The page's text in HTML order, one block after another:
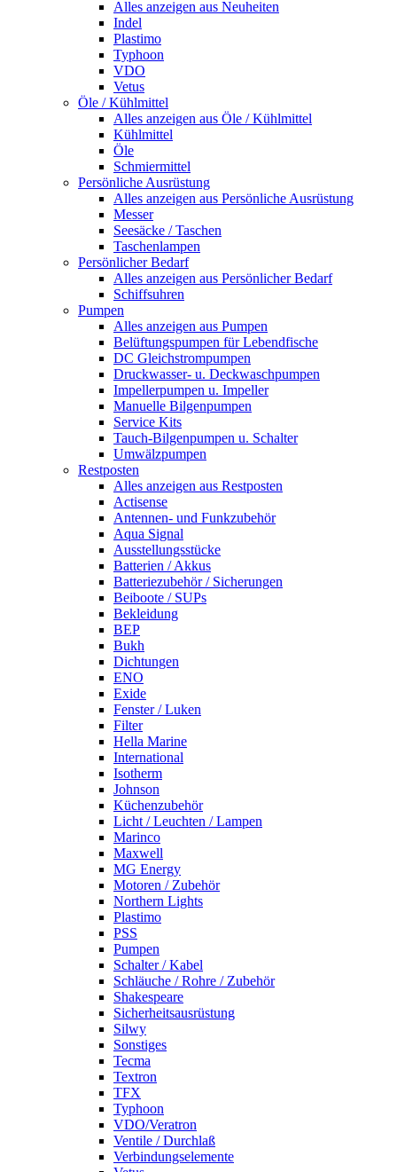
Alles anzeigen aus Neuheiten
Indel
Plastimo
Typhoon
VDO
Vetus
Öle / Kühlmittel
Alles anzeigen aus Öle / Kühlmittel
Kühlmittel
Öle
Schmiermittel
Persönliche Ausrüstung
Alles anzeigen aus Persönliche Ausrüstung
Messer
Seesäcke / Taschen
Taschenlampen
Persönlicher Bedarf
Alles anzeigen aus Persönlicher Bedarf
Schiffsuhren
Pumpen
Alles anzeigen aus Pumpen
Belüftungspumpen für Lebendfische
DC Gleichstrompumpen
Druckwasser- u. Deckwaschpumpen
Impellerpumpen u. Impeller
Manuelle Bilgenpumpen
Service Kits
Tauch-Bilgenpumpen u. Schalter
Umwälzpumpen
Restposten
Alles anzeigen aus Restposten
Actisense
Antennen- und Funkzubehör
Aqua Signal
Ausstellungsstücke
Batterien / Akkus
Batteriezubehör / Sicherungen
Beiboote / SUPs
Bekleidung
BEP
Bukh
Dichtungen
ENO
Exide
Fenster / Luken
Filter
Hella Marine
International
Isotherm
Johnson
Küchenzubehör
Licht / Leuchten / Lampen
Marinco
Maxwell
MG Energy
Motoren / Zubehör
Northern Lights
Plastimo
PSS
Pumpen
Schalter / Kabel
Schläuche / Rohre / Zubehör
Shakespeare
Sicherheitsausrüstung
Silwy
Sonstiges
Tecma
Textron
TFX
Typhoon
VDO/Veratron
Ventile / Durchlaß
Verbindungselemente